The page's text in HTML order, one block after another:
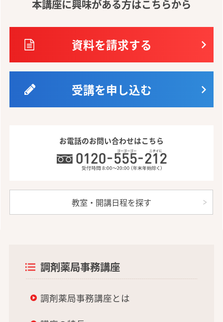
本講座に興味がある方はこちらから
資料を請求する
受講を申し込む
お電話のお問い合わせはこちら
教室・開講日程を探す
調剤薬局事務講座
調剤薬局事務講座とは